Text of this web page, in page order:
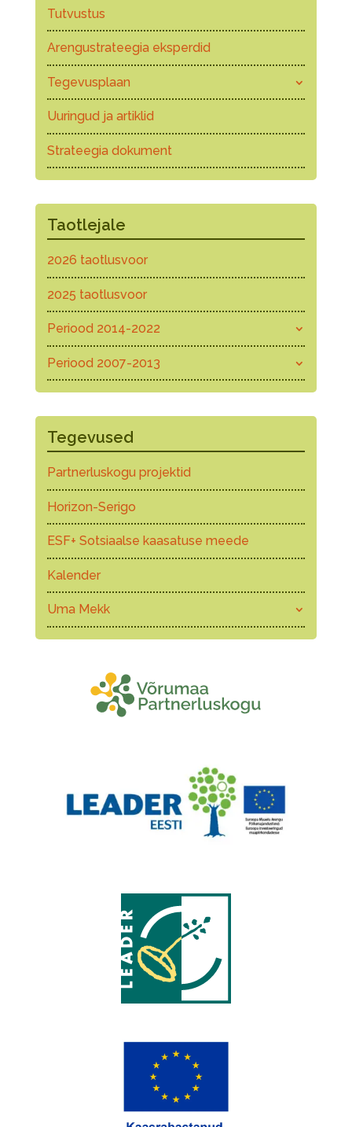
Tutvustus
Arengustrateegia eksperdid
Tegevusplaan
Uuringud ja artiklid
Strateegia dokument
Taotlejale
2026 taotlusvoor
2025 taotlusvoor
Periood 2014-2022
Periood 2007-2013
Tegevused
Partnerluskogu projektid
Horizon-Serigo
ESF+ Sotsiaalse kaasatuse meede
Kalender
Uma Mekk